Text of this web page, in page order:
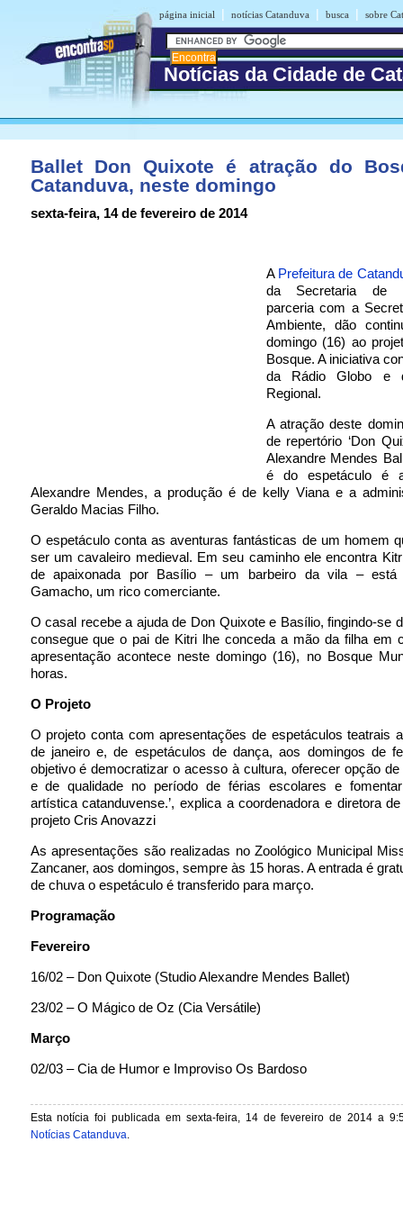
página inicial | notícias Catanduva | busca | sobre
Notícias da Cidade de
Ballet Don Quixote é atração do
Catanduva, neste domingo
sexta-feira, 14 de fevereiro de 2014
A Prefeitura de
da Secretaria de
parceria com a
Ambiente, dão
domingo (16) ao
Bosque. A iniciativa
da Rádio Globo e
Regional.
A atração deste
de repertório ‘Don
Alexandre Mendes
é do espetáculo é
Alexandre Mendes, a produção é de kelly Viana e a
Geraldo Macias Filho.
O espetáculo conta as aventuras fantásticas de um homem
ser um cavaleiro medieval. Em seu caminho ele encontra
de apaixonada por Basílio – um barbeiro da vila – está
Gamacho, um rico comerciante.
O casal recebe a ajuda de Don Quixote e Basílio, fingindo-se
consegue que o pai de Kitri lhe conceda a mão da filha em
apresentação acontece neste domingo (16), no Bosque
horas.
O Projeto
O projeto conta com apresentações de espetáculos teatrais
de janeiro e, de espetáculos de dança, aos domingos de
objetivo é democratizar o acesso à cultura, oferecer opção de
e de qualidade no período de férias escolares e
artística catanduvense.’, explica a coordenadora e diretora
projeto Cris Anovazzi
As apresentações são realizadas no Zoológico Municipal
Zancaner, aos domingos, sempre às 15 horas. A entrada é
de chuva o espetáculo é transferido para março.
Programação
Fevereiro
16/02 – Don Quixote (Studio Alexandre Mendes Ballet)
23/02 – O Mágico de Oz (Cia Versátile)
Março
02/03 – Cia de Humor e Improviso Os Bardoso
Esta notícia foi publicada em sexta-feira, 14 de fevereiro de 2014 a
Notícias Catanduva.